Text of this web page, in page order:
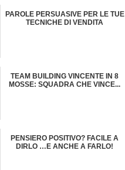
PAROLE PERSUASIVE PER LE TUE
TECNICHE DI VENDITA
TEAM BUILDING VINCENTE IN 8
MOSSE: SQUADRA CHE VINCE...
PENSIERO POSITIVO? FACILE A
DIRLO …E ANCHE A FARLO!